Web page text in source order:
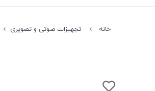
خانه تجهیزات صوتی و تصویری